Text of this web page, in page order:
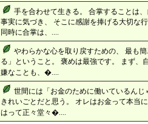
手を合わせて生きる。 合掌することは
事実に気づき、 そこに感謝を捧げる大切な
同時に合掌は、....
やわらかな心を取り戻すための、 最も
る」ということ。 褒めは最強です。 まず、
嫌なことも、�....
世間には「お金のために働いているん
きれいごとだと思う。 オレはお金って本当
はって正々堂々�....